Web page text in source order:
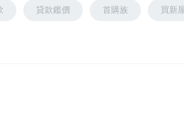
貸款鑑價 首購族 買新